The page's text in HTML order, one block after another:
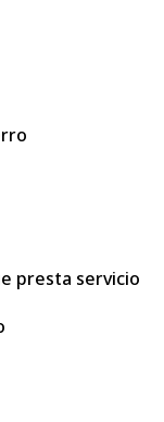
presta servicio